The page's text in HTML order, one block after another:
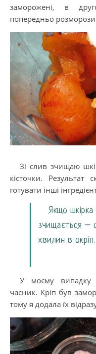
заморожені, в
попередньо
Зі слив зчищаю
кісточки.
готувати інші
Якщо
зчищається –
хвилин в окріп.
У моєму випадку
часник. Кріп був
тому я додала їх